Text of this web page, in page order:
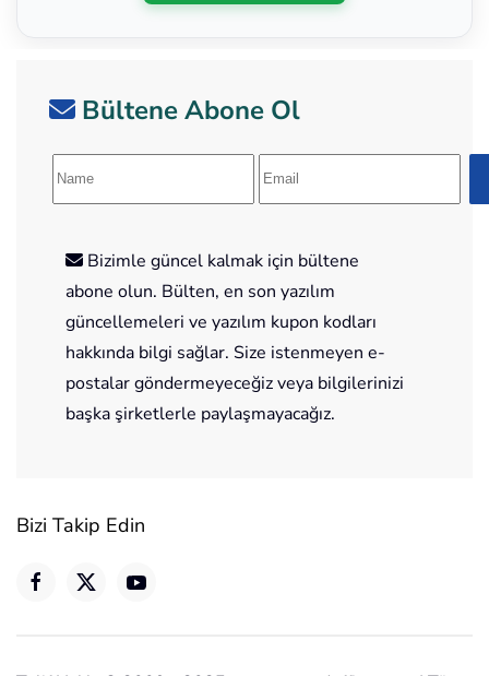
Bültene Abone Ol
Bizimle güncel kalmak için bültene
abone olun. Bülten, en son yazılım
güncellemeleri ve yazılım kupon kodları
hakkında bilgi sağlar. Size istenmeyen e-
postalar göndermeyeceğiz veya bilgilerinizi
başka şirketlerle paylaşmayacağız.
Bizi Takip Edin